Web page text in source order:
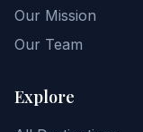
Our Mission
Our Team
Explore